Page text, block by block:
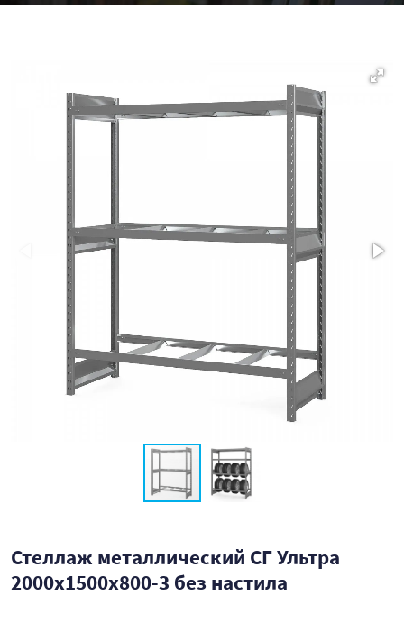
Стеллаж металлический СГ Ультра
2000x1500x800-3 без настила